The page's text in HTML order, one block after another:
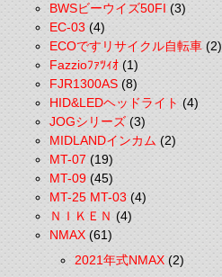
BWSビーウイズ50FI(3)
EC-03(4)
ECOですリサイクル自転車(2)
Fazzioﾌｧﾂｨｵ(1)
FJR1300AS(8)
HID&LEDヘッドライト(4)
JOGシリーズ(3)
MIDLANDインカム(2)
MT-07(19)
MT-09 (45)
MT-25 MT-03(4)
ＮＩＫＥＮ(4)
NMAX(61)
2021年式NMAX(2)